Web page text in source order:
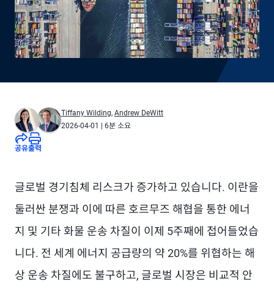
Tiffany Wilding, Andrew DeWitt
2026-04-01
| 6분 소요
공유출력
글로벌 경기침체 리스크가 증가하고 있습니다. 이란을
둘러싼 분쟁과 이에 따른 호르무즈 해협을 통한 에너
지 및 기타 화물 운송 차질이 이제 5주째에 접어들었습
니다. 전 세계 에너지 공급량의 약 20%를 위협하는 해
상 운송 차질에도 불구하고, 글로벌 시장은 비교적 안